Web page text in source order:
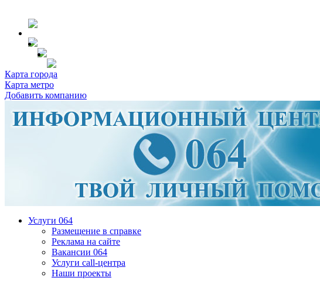
Карта города
Карта метро
Добавить компанию
Услуги 064
Размещение в справке
Реклама на сайте
Вакансии 064
Услуги call-центра
Наши проекты